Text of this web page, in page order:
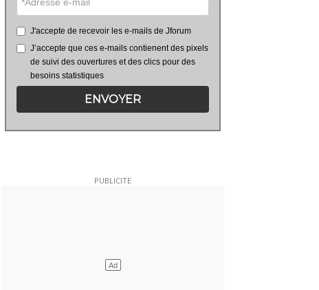
J'accepte de recevoir les e-mails de Jforum
J’accepte que ces e-mails contienent des pixels
de suivi des ouvertures et des clics pour des
besoins statistiques
ENVOYER